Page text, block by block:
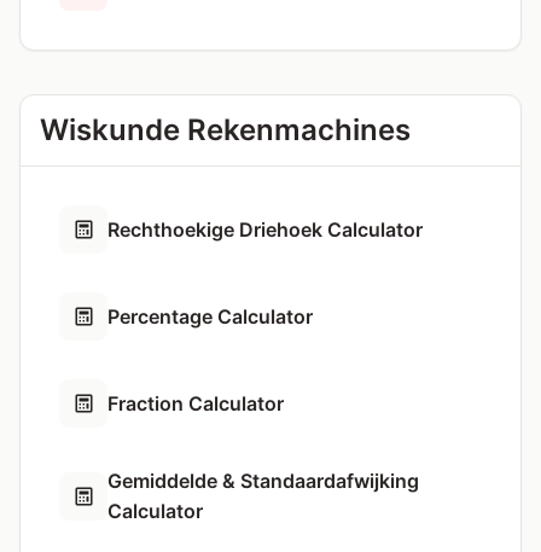
Wiskunde Rekenmachines
Rechthoekige Driehoek Calculator
Percentage Calculator
Fraction Calculator
Gemiddelde & Standaardafwijking
Calculator